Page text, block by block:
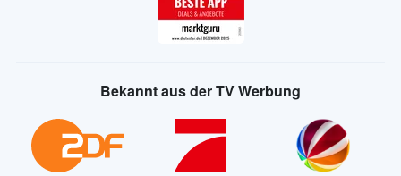
Bekannt aus der TV Werbung